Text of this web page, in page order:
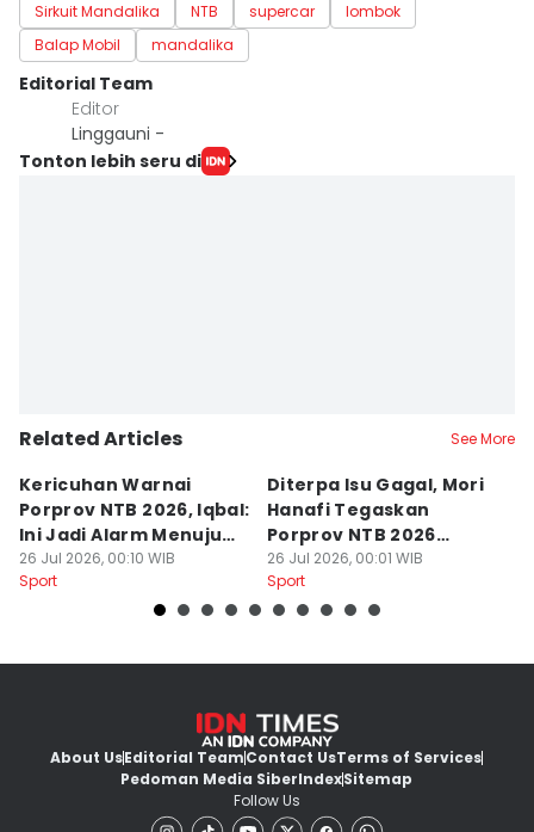
Sirkuit Mandalika NTB supercar
lombok
Balap Mobil
mandalika
Editorial Team
Editor
Linggauni -
Tonton lebih seru di
Related Articles See More
Kericuhan Warnai
Porprov NTB 2026, Iqbal:
Ini Jadi Alarm Menuju
PON 2028
26 Jul 2026, 00:10 WIB
Sport
Diterpa Isu Gagal, Mori
Hanafi Tegaskan
Porprov NTB 2026
Sukses Digelar
26 Jul 2026, 00:01 WIB
Sport
About UsEditorial TeamContact UsTerms of Services
Pedoman Media SiberIndexSitemap
Follow Us